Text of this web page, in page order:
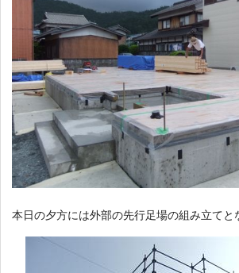
本日の夕方には外部の先行足場の組み立てと